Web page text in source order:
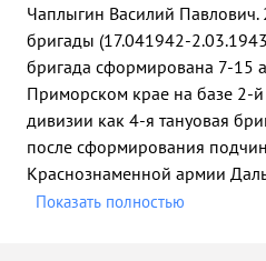
Чаплыгин Василий Павлович.
бригады (17.041942-
бригада сформирована 7-15
Приморском крае на базе 2-й
дивизии как 4-я тануовая
после сформирования
Краснознаменной армии
Показать полностью